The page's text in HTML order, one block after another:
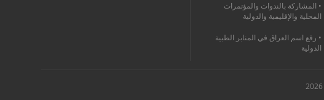
• المشاركة بالندوات والمؤتمرات
المحلية والإقليمية والدولية
• رفع اسم العراق في المنابر الطبية
الدولية